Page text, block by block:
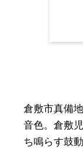
倉敷市真備
音色。倉敷
ち鳴らす鼓